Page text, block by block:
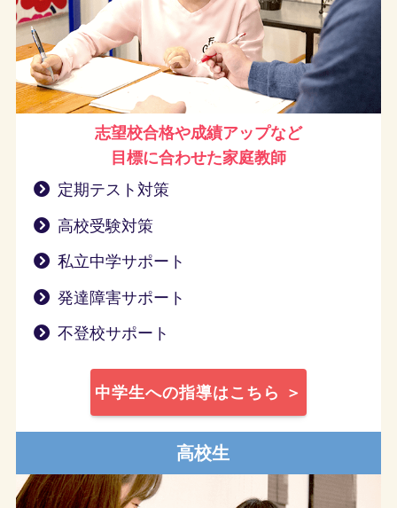
志望校合格や成績アップなど
目標に合わせた家庭教師
定期テスト対策
高校受験対策
私立中学サポート
発達障害サポート
不登校サポート
中学生への指導はこちら ＞
高校生